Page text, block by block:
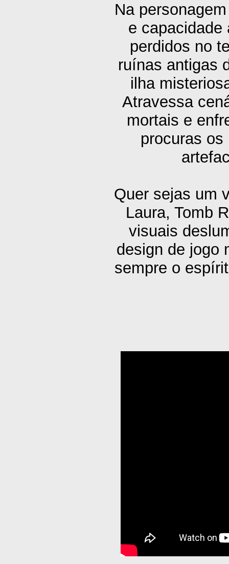
Na
e capacidade
perdidos no
ruínas antigas
ilha
Atravessa
mortais e
procuras
Quer sejas um
Laura, Tomb
visuais
design de jogo
sempre o